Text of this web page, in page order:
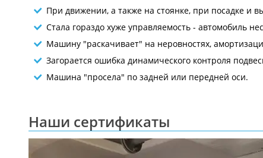
При движении, а также на стоянке, при посадке и
Стала гораздо хуже управляемость - автомобиль
Машину "раскачивает" на неровностях,
Загорается ошибка динамического контроля
Машина "просела" по задней или передней оси.
Наши сертификаты